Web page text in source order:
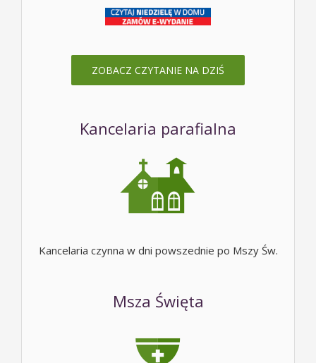
ZOBACZ CZYTANIE NA DZIŚ
Kancelaria parafialna
Kancelaria czynna w dni powszednie po Mszy Św.
Msza Święta